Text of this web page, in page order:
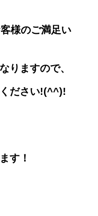
様のご満足い
りますので、
ださい!(^^)!
す！